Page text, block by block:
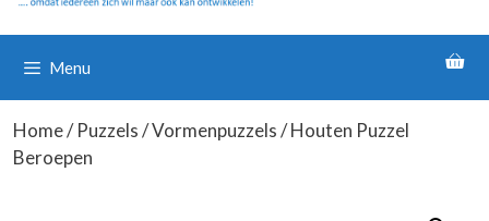
Menu
Home/Puzzels/Vormenpuzzels/ Houten Puzzel
Beroepen